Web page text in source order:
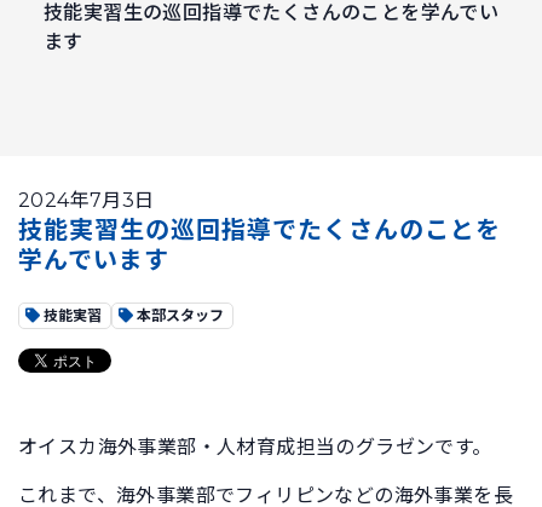
技能実習生の巡回指導でたくさんのことを学んでい
ます
2024年7月3日
技能実習生の巡回指導でたくさんのことを
学んでいます
技能実習 本部スタッフ
オイスカ海外事業部・人材育成担当のグラゼンです。
これまで、海外事業部でフィリピンなどの海外事業を長